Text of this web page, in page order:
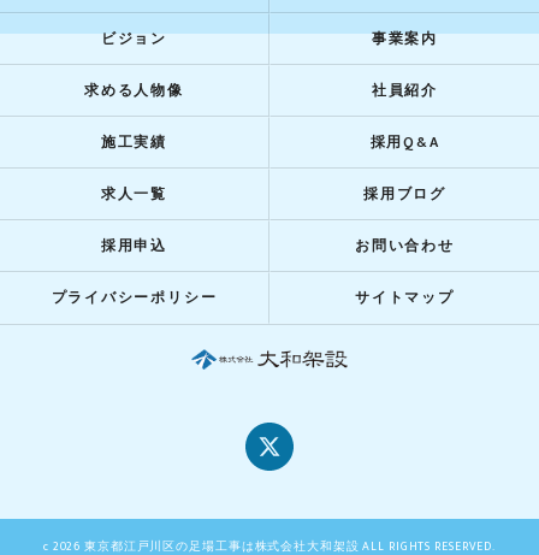
ビジョン 事業案内
求める人物像 社員紹介
施工実績 採用Q&A
求人一覧 採用ブログ
採用申込 お問い合わせ
プライバシーポリシー サイトマップ
c 2026 東京都江戸川区の足場工事は株式会社大和架設 ALL RIGHTS RESERVED.